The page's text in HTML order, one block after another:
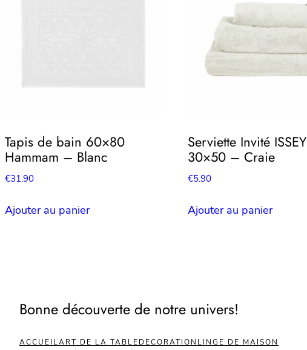
Tapis de bain 60×80
Hammam – Blanc
€31.90
Ajouter au panier
Serviette Invité ISSEY
30×50 – Craie
€5.90
Ajouter au panier
Bonne découverte de notre univers!
ACCUEILART DE LA TABLEDECORATION LINGE DE MAISON